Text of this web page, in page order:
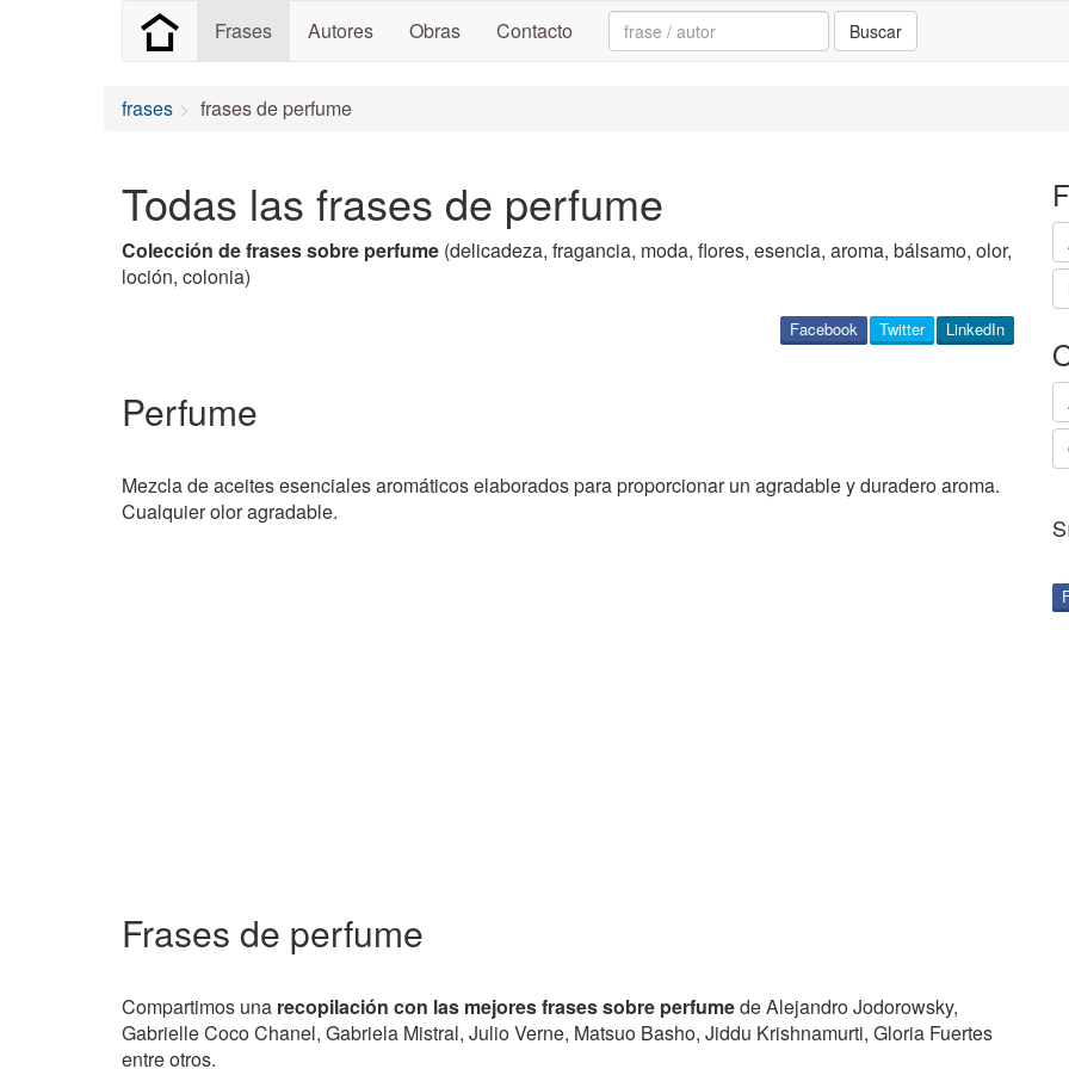
Frases Autores Obras Contacto Search: Buscar
frases frases de perfume
Todas las frases de perfume
Colección de frases sobre perfume (delicadeza, fragancia, moda, flores, esencia, aroma, bálsamo, olor,
loción, colonia)
LinkedIn
Twitter
Facebook
Perfume
Mezcla de aceites esenciales aromáticos elaborados para proporcionar un agradable y duradero aroma.
Cualquier olor agradable.
Frases de perfume
Compartimos una recopilación con las mejores frases sobre perfumede Alejandro Jodorowsky,
Gabrielle Coco Chanel, Gabriela Mistral, Julio Verne, Matsuo Basho, Jiddu Krishnamurti, Gloria Fuertes
entre otros.